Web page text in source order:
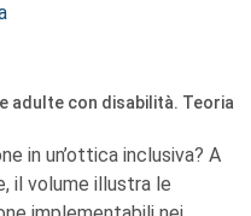
adulte con disabilità. Teoria
in un’ottica inclusiva? A
il volume illustra le